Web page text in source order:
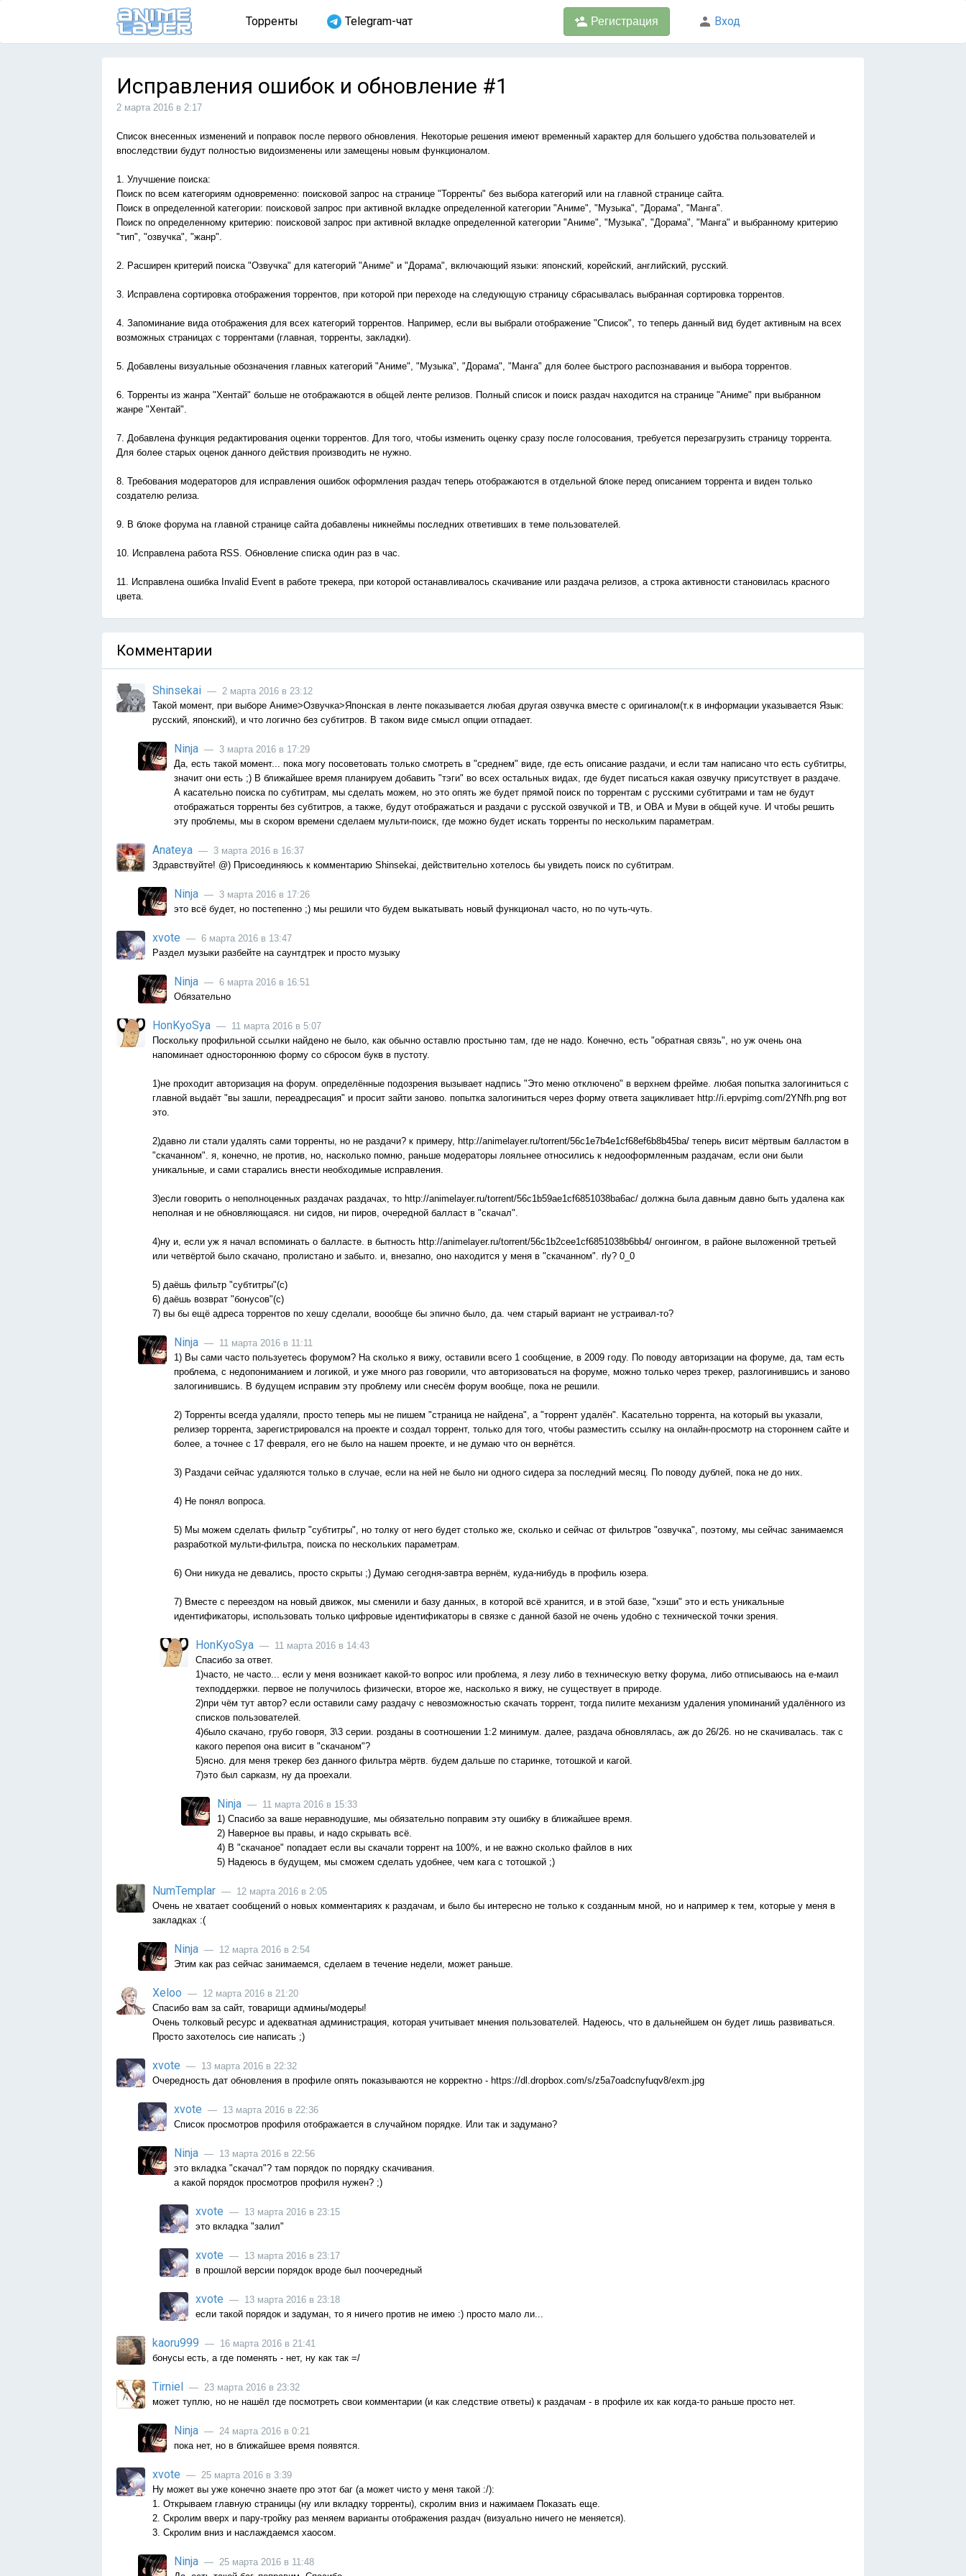
Торренты Telegram-чат Регистрация Вход
Исправления ошибок и обновление #1
2 марта 2016 в 2:17
Список внесенных изменений и поправок после первого обновления. Некоторые решения имеют временный характер для большего удобства пользователей и
впоследствии будут полностью видоизменены или замещены новым функционалом.
1. Улучшение поиска:
Поиск по всем категориям одновременно: поисковой запрос на странице "Торренты" без выбора категорий или на главной странице сайта.
Поиск в определенной категории: поисковой запрос при активной вкладке определенной категории "Аниме", "Музыка", "Дорама", "Манга".
Поиск по определенному критерию: поисковой запрос при активной вкладке определенной категории "Аниме", "Музыка", "Дорама", "Манга" и выбранному критерию
"тип", "озвучка", "жанр".
2. Расширен критерий поиска "Озвучка" для категорий "Аниме" и "Дорама", включающий языки: японский, корейский, английский, русский.
3. Исправлена сортировка отображения торрентов, при которой при переходе на следующую страницу сбрасывалась выбранная сортировка торрентов.
4. Запоминание вида отображения для всех категорий торрентов. Например, если вы выбрали отображение "Список", то теперь данный вид будет активным на всех
возможных страницах с торрентами (главная, торренты, закладки).
5. Добавлены визуальные обозначения главных категорий "Аниме", "Музыка", "Дорама", "Манга" для более быстрого распознавания и выбора торрентов.
6. Торренты из жанра "Хентай" больше не отображаются в общей ленте релизов. Полный список и поиск раздач находится на странице "Аниме" при выбранном
жанре "Хентай".
7. Добавлена функция редактирования оценки торрентов. Для того, чтобы изменить оценку сразу после голосования, требуется перезагрузить страницу торрента.
Для более старых оценок данного действия производить не нужно.
8. Требования модераторов для исправления ошибок оформления раздач теперь отображаются в отдельной блоке перед описанием торрента и виден только
создателю релиза.
9. В блоке форума на главной странице сайта добавлены никнеймы последних ответивших в теме пользователей.
10. Исправлена работа RSS. Обновление списка один раз в час.
11. Исправлена ошибка Invalid Event в работе трекера, при которой останавливалось скачивание или раздача релизов, а строка активности становилась красного
цвета.
Комментарии
Shinsekai — 2 марта 2016 в 23:12
Такой момент, при выборе Аниме>Озвучка>Японская в ленте показывается любая другая озвучка вместе с оригиналом(т.к в информации указывается Язык:
русский, японский), и что логично без субтитров. В таком виде смысл опции отпадает.
Ninja — 3 марта 2016 в 17:29
Да, есть такой момент... пока могу посоветовать только смотреть в "среднем" виде, где есть описание раздачи, и если там написано что есть субтитры,
значит они есть ;) В ближайшее время планируем добавить "тэги" во всех остальных видах, где будет писаться какая озвучку присутствует в раздаче.
А касательно поиска по субтитрам, мы сделать можем, но это опять же будет прямой поиск по торрентам с русскими субтитрами и там не будут
отображаться торренты без субтитров, а также, будут отображаться и раздачи с русской озвучкой и ТВ, и ОВА и Муви в общей куче. И чтобы решить
эту проблемы, мы в скором времени сделаем мульти-поиск, где можно будет искать торренты по нескольким параметрам.
Anateya — 3 марта 2016 в 16:37
Здравствуйте! @) Присоединяюсь к комментарию Shinsekai, действительно хотелось бы увидеть поиск по субтитрам.
Ninja — 3 марта 2016 в 17:26
это всё будет, но постепенно ;) мы решили что будем выкатывать новый функционал часто, но по чуть-чуть.
xvote — 6 марта 2016 в 13:47
Раздел музыки разбейте на саунтдтрек и просто музыку
Ninja — 6 марта 2016 в 16:51
Обязательно
HonKyoSya — 11 марта 2016 в 5:07
Поскольку профильной ссылки найдено не было, как обычно оставлю простыню там, где не надо. Конечно, есть "обратная связь", но уж очень она
напоминает одностороннюю форму со сбросом букв в пустоту.
1)не проходит авторизация на форум. определённые подозрения вызывает надпись "Это меню отключено" в верхнем фрейме. любая попытка залогиниться с
главной выдаёт "вы зашли, переадресация" и просит зайти заново. попытка залогиниться через форму ответа зацикливает http://i.epvpimg.com/2YNfh.png вот
это.
2)давно ли стали удалять сами торренты, но не раздачи? к примеру, http://animelayer.ru/torrent/56c1e7b4e1cf68ef6b8b45ba/ теперь висит мёртвым балластом в
"скачанном". я, конечно, не против, но, насколько помню, раньше модераторы лояльнее относились к недооформленным раздачам, если они были
уникальные, и сами старались внести необходимые исправления.
3)если говорить о неполноценных раздачах раздачах, то http://animelayer.ru/torrent/56c1b59ae1cf6851038ba6ac/ должна была давным давно быть удалена как
неполная и не обновляющаяся. ни сидов, ни пиров, очередной балласт в "скачал".
4)ну и, если уж я начал вспоминать о балласте. в бытность http://animelayer.ru/torrent/56c1b2cee1cf6851038b6bb4/ онгоингом, в районе выложенной третьей
или четвёртой было скачано, пролистано и забыто. и, внезапно, оно находится у меня в "скачанном". rly? 0_0
5) даёшь фильтр "субтитры"(с)
6) даёшь возврат "бонусов"(с)
7) вы бы ещё адреса торрентов по хешу сделали, воообще бы эпично было, да. чем старый вариант не устраивал-то?
Ninja — 11 марта 2016 в 11:11
1) Вы сами часто пользуетесь форумом? На сколько я вижу, оставили всего 1 сообщение, в 2009 году. По поводу авторизации на форуме, да, там есть
проблема, с недопониманием и логикой, и уже много раз говорили, что авторизоваться на форуме, можно только через трекер, разлогинившись и заново
залогинившись. В будущем исправим эту проблему или снесём форум вообще, пока не решили.
2) Торренты всегда удаляли, просто теперь мы не пишем "страница не найдена", а "торрент удалён". Касательно торрента, на который вы указали,
релизер торрента, зарегистрировался на проекте и создал торрент, только для того, чтобы разместить ссылку на онлайн-просмотр на стороннем сайте и
более, а точнее с 17 февраля, его не было на нашем проекте, и не думаю что он вернётся.
3) Раздачи сейчас удаляются только в случае, если на ней не было ни одного сидера за последний месяц. По поводу дублей, пока не до них.
4) Не понял вопроса.
5) Мы можем сделать фильтр "субтитры", но толку от него будет столько же, сколько и сейчас от фильтров "озвучка", поэтому, мы сейчас занимаемся
разработкой мульти-фильтра, поиска по нескольких параметрам.
6) Они никуда не девались, просто скрыты ;) Думаю сегодня-завтра вернём, куда-нибудь в профиль юзера.
7) Вместе с переездом на новый движок, мы сменили и базу данных, в которой всё хранится, и в этой базе, "хэши" это и есть уникальные
идентификаторы, использовать только цифровые идентификаторы в связке с данной базой не очень удобно с технической точки зрения.
HonKyoSya — 11 марта 2016 в 14:43
Спасибо за ответ.
1)часто, не часто... если у меня возникает какой-то вопрос или проблема, я лезу либо в техническую ветку форума, либо отписываюсь на е-маил
техподдержки. первое не получилось физически, второе же, насколько я вижу, не существует в природе.
2)при чём тут автор? если оставили саму раздачу с невозможностью скачать торрент, тогда пилите механизм удаления упоминаний удалённого из
списков пользователей.
4)было скачано, грубо говоря, 3\3 серии. розданы в соотношении 1:2 минимум. далее, раздача обновлялась, аж до 26/26. но не скачивалась. так с
какого перепоя она висит в "скачаном"?
5)ясно. для меня трекер без данного фильтра мёртв. будем дальше по старинке, тотошкой и кагой.
7)это был сарказм, ну да проехали.
Ninja — 11 марта 2016 в 15:33
1) Спасибо за ваше неравнодушие, мы обязательно поправим эту ошибку в ближайшее время.
2) Наверное вы правы, и надо скрывать всё.
4) В "скачаное" попадает если вы скачали торрент на 100%, и не важно сколько файлов в них
5) Надеюсь в будущем, мы сможем сделать удобнее, чем кага с тотошкой ;)
NumTemplar — 12 марта 2016 в 2:05
Очень не хватает сообщений о новых комментариях к раздачам, и было бы интересно не только к созданным мной, но и например к тем, которые у меня в
закладках :(
Ninja — 12 марта 2016 в 2:54
Этим как раз сейчас занимаемся, сделаем в течение недели, может раньше.
Xeloo — 12 марта 2016 в 21:20
Спасибо вам за сайт, товарищи админы/модеры!
Очень толковый ресурс и адекватная администрация, которая учитывает мнения пользователей. Надеюсь, что в дальнейшем он будет лишь развиваться.
Просто захотелось сие написать ;)
xvote — 13 марта 2016 в 22:32
Очередность дат обновления в профиле опять показываются не корректно - https://dl.dropbox.com/s/z5a7oadcnyfuqv8/exm.jpg
xvote — 13 марта 2016 в 22:36
Список просмотров профиля отображается в случайном порядке. Или так и задумано?
Ninja — 13 марта 2016 в 22:56
это вкладка "скачал"? там порядок по порядку скачивания.
а какой порядок просмотров профиля нужен? ;)
xvote — 13 марта 2016 в 23:15
это вкладка "залил"
xvote — 13 марта 2016 в 23:17
в прошлой версии порядок вроде был поочередный
xvote — 13 марта 2016 в 23:18
если такой порядок и задуман, то я ничего против не имею :) просто мало ли...
kaoru999 — 16 марта 2016 в 21:41
бонусы есть, а где поменять - нет, ну как так =/
Tirniel — 23 марта 2016 в 23:32
может туплю, но не нашёл где посмотреть свои комментарии (и как следствие ответы) к раздачам - в профиле их как когда-то раньше просто нет.
Ninja — 24 марта 2016 в 0:21
пока нет, но в ближайшее время появятся.
xvote — 25 марта 2016 в 3:39
Ну может вы уже конечно знаете про этот баг (а может чисто у меня такой :/):
1. Открываем главную страницы (ну или вкладку торренты), скролим вниз и нажимаем Показать еще.
2. Скролим вверх и пару-тройку раз меняем варианты отображения раздач (визуально ничего не меняется).
3. Скролим вниз и наслаждаемся хаосом.
Ninja — 25 марта 2016 в 11:48